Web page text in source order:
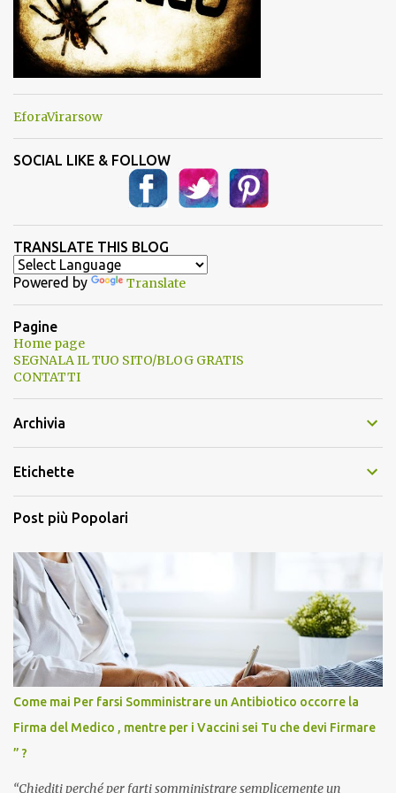
EforaVirarsow
SOCIAL LIKE & FOLLOW
TRANSLATE THIS BLOG
Powered by Translate
Pagine
Home page
SEGNALA IL TUO SITO/BLOG GRATIS
CONTATTI
Archivia
Etichette
Post più Popolari
Come mai Per farsi Somministrare un Antibiotico occorre la
Firma del Medico , mentre per i Vaccini sei Tu che devi Firmare
” ?
“Chiediti perché per farti somministrare semplicemente un